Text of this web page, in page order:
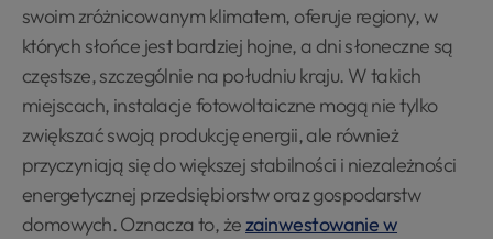
swoim zróżnicowanym klimatem, oferuje regiony, w
których słońce jest bardziej hojne, a dni słoneczne są
częstsze, szczególnie na południu kraju. W takich
miejscach, instalacje fotowoltaiczne mogą nie tylko
zwiększać swoją produkcję energii, ale również
przyczyniają się do większej stabilności i niezależności
energetycznej przedsiębiorstw oraz gospodarstw
domowych. Oznacza to, żezainwestowanie w